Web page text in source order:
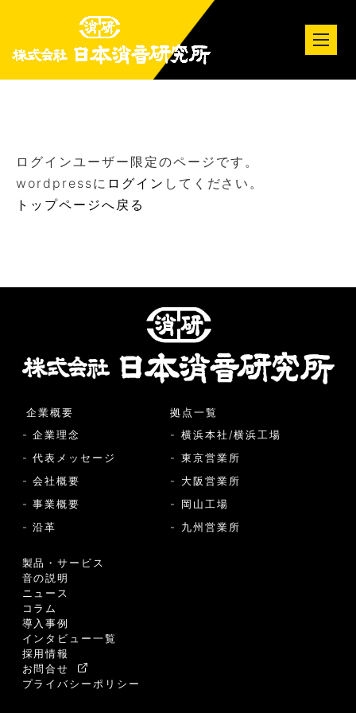
ログインユーザー限定のページです。
wordpressに ログイン してください。
トップページへ戻る
企業概要
- 企業理念
- 代表メッセージ
- 会社概要
- 事業概要
- 沿革
製品・サービス
音の説明
ニュース
コラム
導入事例
インタビュー一覧
採用情報
お問合せ
プライバシーポリシー
拠点一覧
- 横浜本社/横浜工場
- 東京営業所
- 大阪営業所
- 岡山工場
- 九州営業所